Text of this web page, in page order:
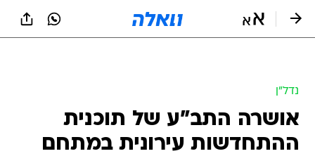
נדל״ן
אושרה התב"ע של תוכנית
ההתחדשות עירונית במתחם